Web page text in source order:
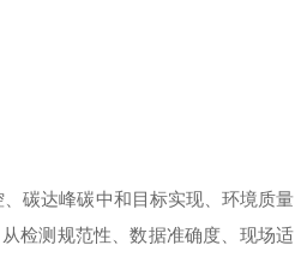
碳达峰碳中和目标实现、环境质量
检测规范性、数据准确度、现场适